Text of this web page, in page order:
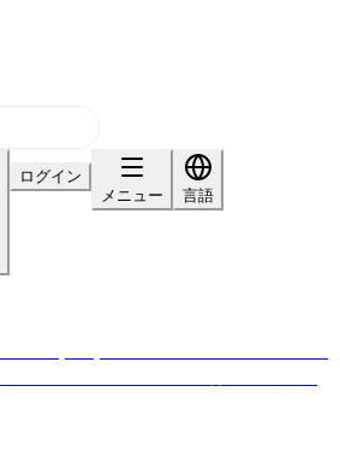
ログイン
メニュー
言語